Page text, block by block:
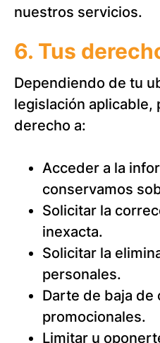
nuestros servicios.
6. Tus
Dependiendo de tu
legislación aplicable,
derecho a:
Acceder a la
conservamos
Solicitar la
inexacta.
Solicitar la
personales.
Darte de baja de
promocionales.
Limitar u